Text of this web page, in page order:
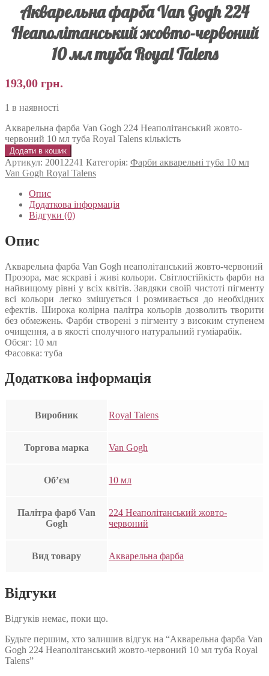
Акварельна фарба Van Gogh 224
Неаполітанський жовто-червоний
10 мл туба Royal Talens
193,00 грн.
1 в наявності
Акварельна фарба Van Gogh 224 Неаполітанський жовто-
червоний 10 мл туба Royal Talens кількість
Додати в кошик
Артикул: 20012241 Категорія: Фарби акварельні туба 10 мл
Van Gogh Royal Talens
Опис
Додаткова інформація
Відгуки (0)
Опис
Акварельна фарба Van Gogh неаполітанський жовто-червоний
Прозора, має яскраві і живі кольори. Світлостійкість фарби на
найвищому рівні у всіх квітів. Завдяки своїй чистоті пігменту
всі кольори легко змішується і розмивається до необхідних
ефектів. Широка колірна палітра кольорів дозволить творити
без обмежень. Фарби створені з пігменту з високим ступенем
очищення, а в якості сполучного натуральний гуміарабік.
Обсяг: 10 мл
Фасовка: туба
Додаткова інформація
Виробник Royal Talens
Торгова марка Van Gogh
Об’єм 10 мл
Палітра фарб Van
Gogh
224 Неаполітанський жовто-
червоний
Вид товару Акварельна фарба
Відгуки
Відгуків немає, поки що.
Будьте першим, хто залишив відгук на “Акварельна фарба Van
Gogh 224 Неаполітанський жовто-червоний 10 мл туба Royal
Talens”